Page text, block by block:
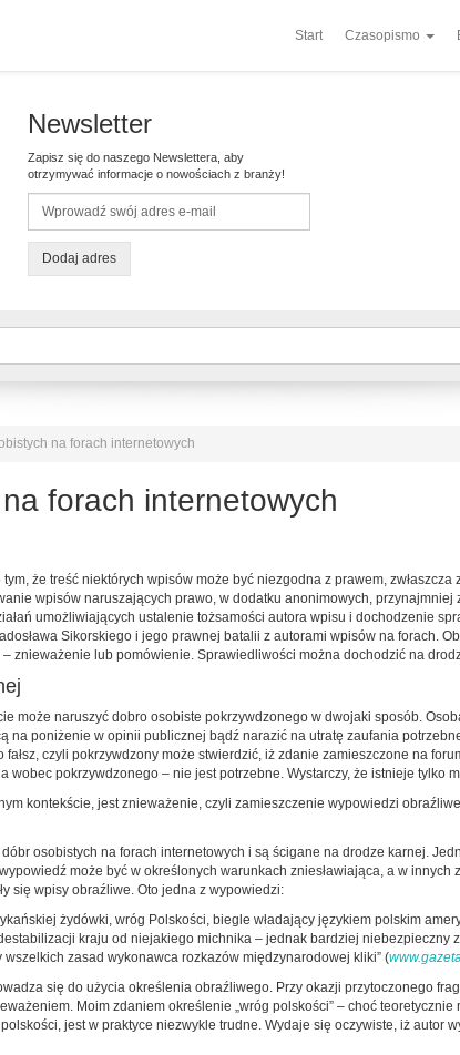
Start Czasopismo
Newsletter
Zapisz się do naszego Newslettera, aby
otrzymywać informacje o nowościach z branży!
Dodaj adres
na forach internetowych
forach internetowych
że treść niektórych wpisów może być niezgodna z prawem, zwłaszcza
wpisów naruszających prawo, w dodatku anonimowych, przynajmniej
umożliwiających ustalenie tożsamości autora wpisu i dochodzenie
Sikorskiego i jego prawnej batalii z autorami wpisów na forach.
znieważenie lub pomówienie. Sprawiedliwości można dochodzić na
może naruszyć dobro osobiste pokrzywdzonego w dwojaki sposób.
na poniżenie w opinii publicznej bądź narazić na utratę zaufania
czyli pokrzywdzony może stwierdzić, iż zdanie zamieszczone na
wobec pokrzywdzonego – nie jest potrzebne. Wystarczy, że istnieje tylko
kontekście, jest znieważenie, czyli zamieszczenie wypowiedzi
osobistych na forach internetowych i są ścigane na drodze karnej.
może być w określonych warunkach zniesławiająca, a w
się wpisy obraźliwe. Oto jedna z wypowiedzi:
żydówki, wróg Polskości, biegle władający językiem polskim
kraju od niejakiego michnika – jednak bardziej
zasad wykonawca rozkazów międzynarodowej kliki” (
się do użycia określenia obraźliwego. Przy okazji przytoczonego
Moim zdaniem określenie „wróg polskości” – choć
jest w praktyce niezwykle trudne. Wydaje się oczywiste, iż autor